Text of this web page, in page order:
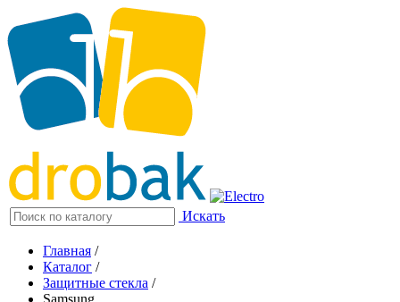
Искать
Главная /
Каталог /
Защитные стекла /
Samsung